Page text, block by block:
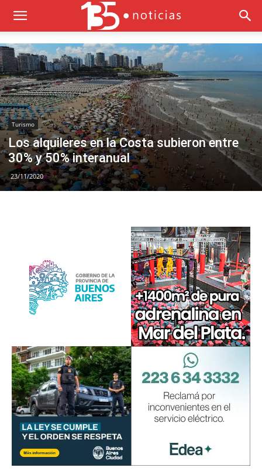
Turismo
Los alquileres en la Costa subieron entre
30% y 50% interanual
23/11/2020